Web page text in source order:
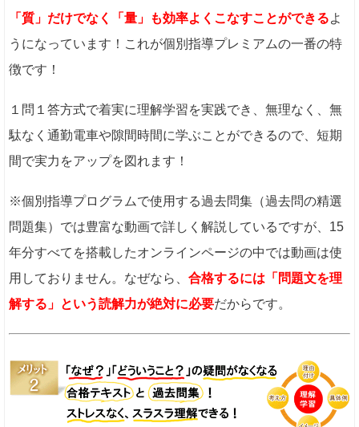
「質」だけでなく「量」も効率よくこなすことができるよ
うになっています！これが個別指導プレミアムの一番の特
徴です！
１問１答方式で着実に理解学習を実践でき、無理なく、無
駄なく通勤電車や隙間時間に学ぶことができるので、短期
間で実力をアップを図れます！
※個別指導プログラムで使用する過去問集（過去問の精選
問題集）では豊富な動画で詳しく解説しているですが、15
年分すべてを搭載したオンラインページの中では動画は使
用しておりません。なぜなら、 合格するには「問題文を理
解する」という読解力が絶対に必要だからです。